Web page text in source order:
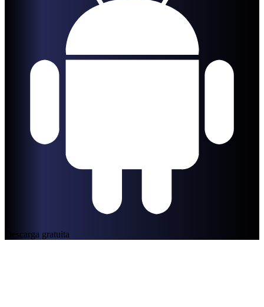
Descarga gratuita